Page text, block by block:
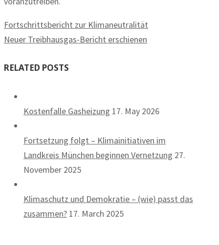
Fortschrittsbericht zur Klimaneutralität
Neuer Treibhausgas-Bericht erschienen
RELATED POSTS
Kostenfalle Gasheizung 17. May 2026
Fortsetzung folgt – Klimainitiativen im
Landkreis München beginnen Vernetzung 27.
November 2025
Klimaschutz und Demokratie – (wie) passt das
zusammen? 17. March 2025